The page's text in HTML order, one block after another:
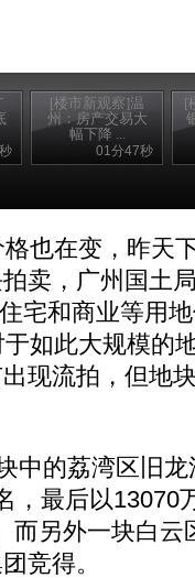
[楼市新观察]温
州：房产交易大
幅下降 ...
01分47秒
[
也在变，昨天
卖，广州国土
宅和商业等用
如此大规模的
现流拍，但地
的荔湾区旧龙
，最后以13070
而另外一块白云
竞得。